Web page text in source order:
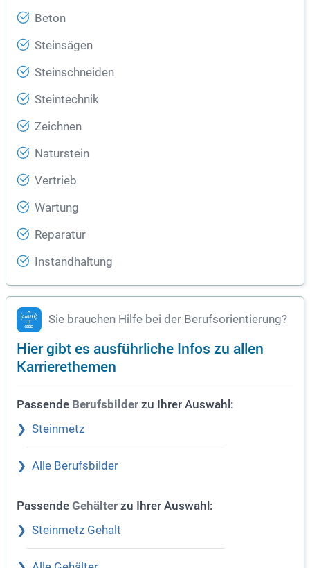
Beton
Steinsägen
Steinschneiden
Steintechnik
Zeichnen
Naturstein
Vertrieb
Wartung
Reparatur
Instandhaltung
Sie brauchen Hilfe bei der Berufsorientierung?
Hier gibt es ausführliche Infos zu allen
Karrierethemen
Passende Berufsbilder zu Ihrer Auswahl:
Steinmetz
Alle Berufsbilder
Passende Gehälter zu Ihrer Auswahl:
Steinmetz Gehalt